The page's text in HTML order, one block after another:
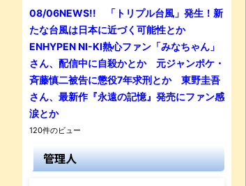
08/06NEWS!! 「トリプル台風」発生！新
たな台風は日本に近づく可能性とか
ENHYPEN NI-KI熱心ファン「みなちゃん」
さん、配信中に自殺かとか 元ジャンポケ・
斉藤慎二被告に懲役7年求刑とか 東野圭吾
さん、最新作『永遠の記憶』発売にファン感
涙とか
120件のビュー
管理人